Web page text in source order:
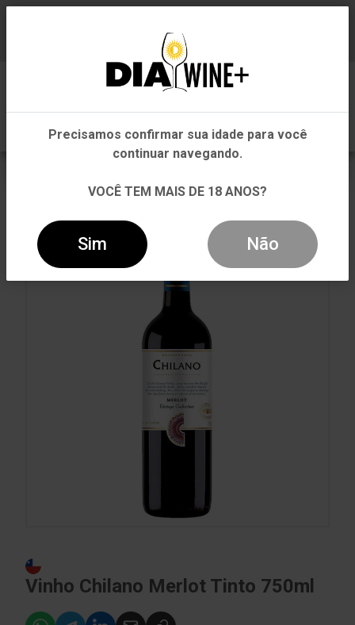
VINHO CHILANO MERLOT TINTO 750ML
Vinho Chilano Merlot Tinto 750ml
Em que Estado você está?
Pernambuco
Outros Estados
Precisamos confirmar sua idade para você
continuar navegando.
VOCÊ TEM MAIS DE 18 ANOS?
Sim Não